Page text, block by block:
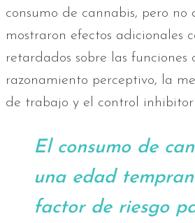
consumo de cannabis, pero no
mostraron efectos adicionales
retardados sobre las funciones
razonamiento perceptivo, la
de trabajo y el control
El consumo de
una edad
factor de riesgo